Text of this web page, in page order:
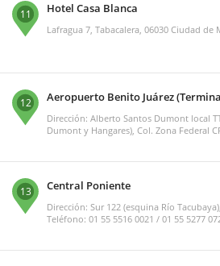
11 Hotel Casa Blanca
Lafragua 7, Tabacalera, 06030 Ciudad de
12 Aeropuerto Benito Juárez
Dirección: Alberto Santos Dumont local
Dumont y Hangares), Col. Zona Federal
13 Central Poniente
Dirección: Sur 122 (esquina Río
Teléfono: 01 55 5516 0021 / 01 55 5277